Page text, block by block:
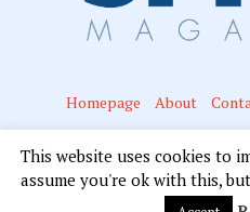
Homepage About
This website uses cookies to
assume you're ok with this,